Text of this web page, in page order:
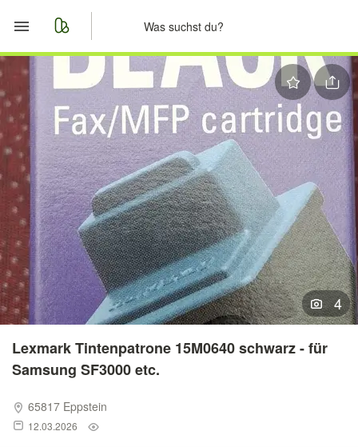
Start
Merkliste
Nachrichten
Anzeige aufgeben
4
Lexmark Tintenpatrone 15M0640 schwarz - für
Samsung SF3000 etc.
65817 Eppstein
12.03.2026